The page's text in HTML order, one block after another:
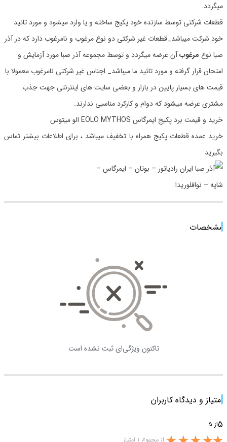
میگردد.
قطعات شرکتی توسط سازنده خود پکیج ساخته و یا وارد میشود و مورد تائید
خود شرکت میباشد_قطعات غیر شرکتی دو نوع مرغوب و نامرغوب دارد که در آذر
صبا نوع مرغوبآن عرضه میگردد و توسط مجموعه آذر صبا مورد آزمایش و
امتحان قرار گرفته و مورد تائید ما میباشد_ اجناس غیر شرکتی نامرغوب معمولا با
قیمت های بسیار پایین در بازار و بعضی سایت های اینترنتی جهت جذب
مشتری عرضه میشود که دوام و کارکرد مناسبی ندارند.
خرید و قیمت برد پکیج ایمرگاس EOLO MYTHOS الو میتوس
خرید عمده قطعات پکیج همراه با تخفیف میباشد ، برای اطلاعات بیشتر تماس
بگیرید
مشخصات
تاکنون ویژگی‌ای ثبت نشده است
امتیاز و دیدگاه کاربران
5از 5
از مجموع 1 امتیاز